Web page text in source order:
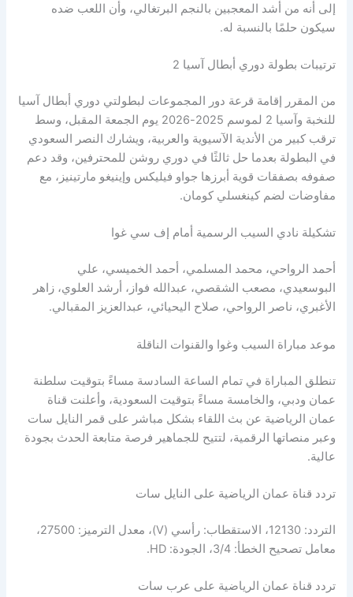
إلى أنه من أشد المعجبين بالنجم البرتغالي، وأن اللعب ضده
سيكون حلمًا بالنسبة له.
ترتيبات بطولة دوري أبطال آسيا 2
من المقرر إقامة قرعة دور المجموعات لبطولتي دوري أبطال آسيا
للنخبة وآسيا 2 لموسم 2025-2026 يوم الجمعة المقبل، وسط
ترقب كبير من الأندية الآسيوية والعربية، ويشارك النصر السعودي
في البطولة بعدما حل ثالثًا في دوري روشن للمحترفين، وقد دعم
صفوفه بصفقات قوية أبرزها جواو فيليكس وإينيغو مارتينيز، مع
مفاوضات لضم كينغسلي كومان.
تشكيلة نادي السيب الرسمية أمام إف سي غوا
أحمد الرواحي، محمد المسلمي، أحمد الخميسي، علي
البوسعيدي، مصعب الشقصي، عبدالله فواز، أرشد العلوي، زاهر
الأغبري، ناصر الرواحي، صلاح اليحيائي، عبدالعزيز المقبالي.
موعد مباراة السيب وغوا والقنوات الناقلة
تنطلق المباراة في تمام الساعة السادسة مساءً بتوقيت سلطنة
عمان ودبي، والخامسة مساءً بتوقيت السعودية، وأعلنت قناة
عمان الرياضية عن بث اللقاء بشكل مباشر على قمر النايل سات
وعبر منصاتها الرقمية، لتتيح للجماهير فرصة متابعة الحدث بجودة
عالية.
تردد قناة عمان الرياضية على النايل سات
التردد: 12130، الاستقطاب: رأسي (V)، معدل الترميز: 27500،
معامل تصحيح الخطأ: 3/4، الجودة: HD.
تردد قناة عمان الرياضية على عرب سات